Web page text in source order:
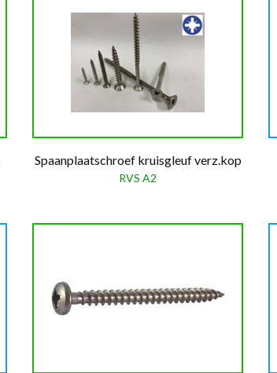
Spaanplaatschroef kruisgleuf verz.kop
RVS A2